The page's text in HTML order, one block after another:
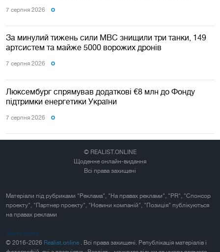
7 серпня 2026
За минулий тижень сили МВС знищили три танки, 149
артсистем та майже 5000 ворожих дронів
7 серпня 2026
Люксембург спрямував додаткові €8 млн до Фонду
підтримки енергетики України
7 серпня 2026
© REALIST.ONLINE
Щоденне онлайн-видання
Всі права захищені
Матеріали під рубриками "Реклама", "На правах реклами", "PR", "Спонсор
проекту", "Партнер проекту", "Новини компаній", "Позиція" публікуються
на правах реклами
Карта сайта
© 2016-2026 Realist.online . Всі права захищені. Републікація матеріалів і